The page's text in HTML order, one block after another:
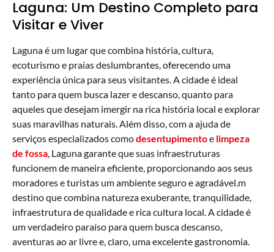
Laguna: Um Destino Completo para
Visitar e Viver
Laguna é um lugar que combina história, cultura,
ecoturismo e praias deslumbrantes, oferecendo uma
experiência única para seus visitantes. A cidade é ideal
tanto para quem busca lazer e descanso, quanto para
aqueles que desejam imergir na rica história local e explorar
suas maravilhas naturais. Além disso, com a ajuda de
serviços especializados comodesentupimentoe limpeza
de fossa, Laguna garante que suas infraestruturas
funcionem de maneira eficiente, proporcionando aos seus
moradores e turistas um ambiente seguro e agradável.m
destino que combina natureza exuberante, tranquilidade,
infraestrutura de qualidade e rica cultura local. A cidade é
um verdadeiro paraíso para quem busca descanso,
aventuras ao ar livre e, claro, uma excelente gastronomia.